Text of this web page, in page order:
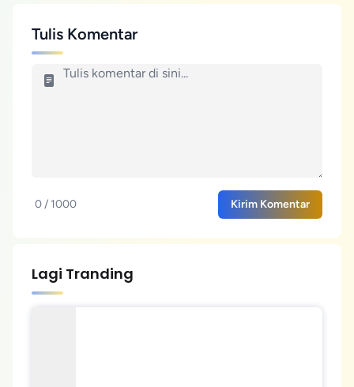
Tulis Komentar
0 / 1000 Kirim Komentar
Lagi Tranding